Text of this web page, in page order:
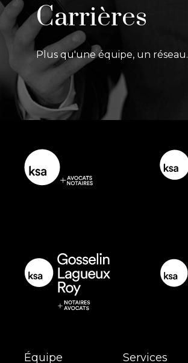
Équipe Services
Carrières
Plus qu'une équipe, un réseau.